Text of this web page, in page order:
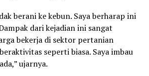
berani ke kebun. Saya berharap ini
dari kejadian ini sangat
bekerja di sektor pertanian
seperti biasa. Saya imbau
ujarnya.